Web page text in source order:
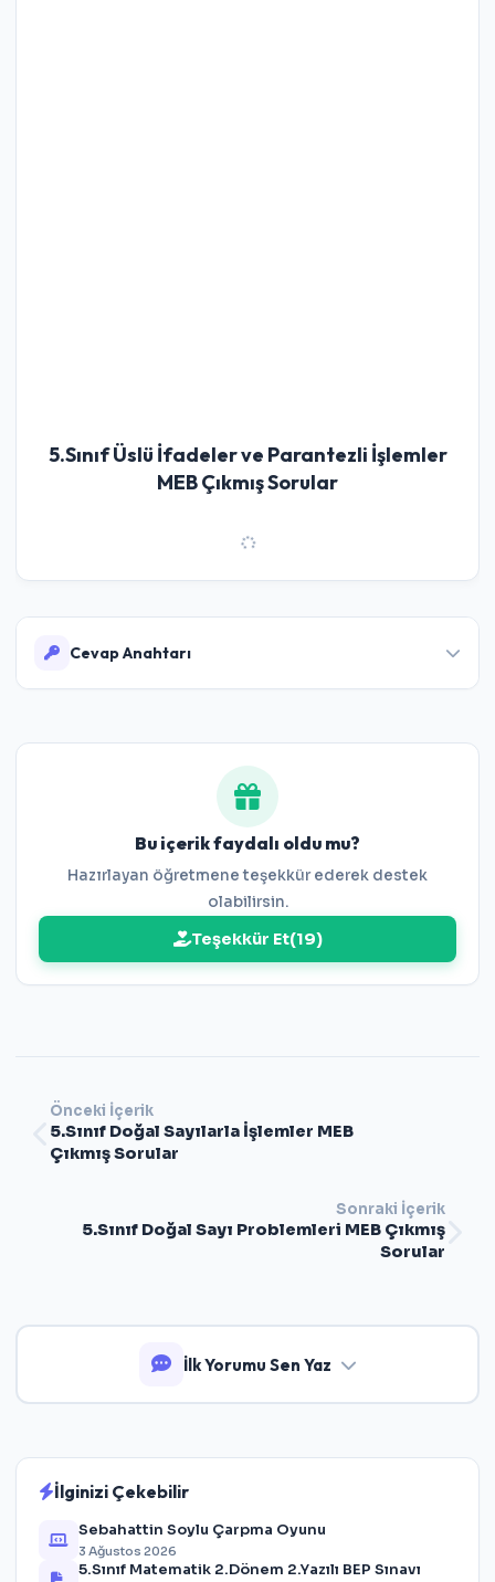
5.Sınıf Üslü İfadeler ve Parantezli İşlemler
MEB Çıkmış Sorular
Cevap Anahtarı
11-D 12-B 13-D 14-A 15-A 16-B
Bu içerik faydalı oldu mu?
Hazırlayan öğretmene teşekkür ederek destek
olabilirsin.
Teşekkür Et(19)
Önceki İçerik
5.Sınıf Doğal Sayılarla İşlemler MEB
Çıkmış Sorular
Sonraki İçerik
5.Sınıf Doğal Sayı Problemleri MEB Çıkmış
Sorular
İlk Yorumu Sen Yaz
İlginizi Çekebilir
Sebahattin Soylu Çarpma Oyunu
3 Ağustos 2026
5.Sınıf Matematik 2.Dönem 2.Yazılı BEP Sınavı